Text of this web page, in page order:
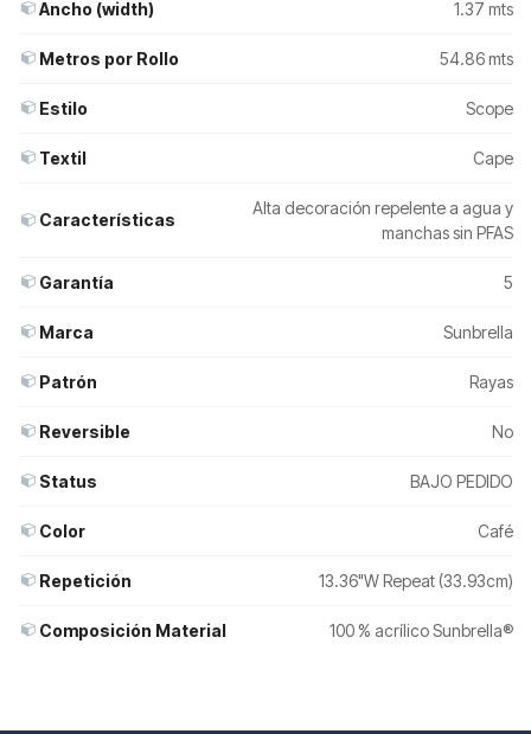
Ancho (width) 1.37 mts
Metros por Rollo 54.86 mts
Estilo Scope
Textil Cape
Características
Alta decoración repelente a agua y
manchas sin PFAS
Garantía 5
Marca Sunbrella
Patrón Rayas
Reversible No
Status BAJO PEDIDO
Color Café
Repetición 13.36"W Repeat (33.93cm)
Composición Material 100 % acrílico Sunbrella®